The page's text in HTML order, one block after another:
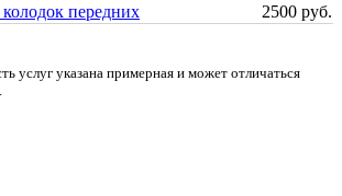
передних
2500 руб.
услуг указана примерная и может отличаться